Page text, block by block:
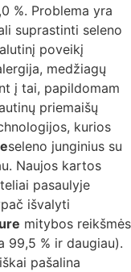
%. Problema yra
suprastinti seleno
poveikį
medžiagų
į tai, papildomam
priemaišų
kurios
seleno junginius su
Naujos kartos
pasaulyje
išvalyti
mitybos reikšmės
99,5 % ir daugiau).
pašalina